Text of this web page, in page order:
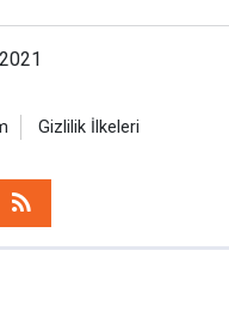
Gizlilik İlkeleri